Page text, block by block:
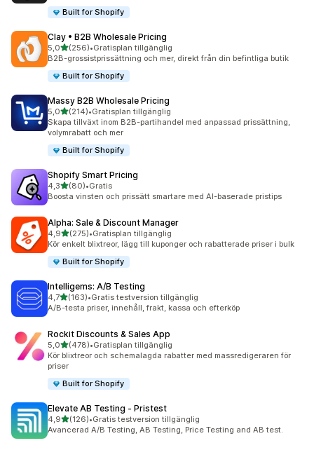
Built for Shopify
Clay • B2B Wholesale Pricing
5,0av 5 stjärnor
(256)
256 recensioner totalt
•Gratisplan tillgänglig
B2B-grossistprissättning och mer, direkt från din befintliga butik
Built for Shopify
Massy B2B Wholesale Pricing
5,0av 5 stjärnor
(214)
214 recensioner totalt
•Gratisplan tillgänglig
Skapa tillväxt inom B2B-partihandel med anpassad prissättning,
volymrabatt och mer
Built for Shopify
Shopify Smart Pricing
4,3av 5 stjärnor
(80)
80 recensioner totalt
•Gratis
Boosta vinsten och prissätt smartare med AI-baserade pristips
Alpha: Sale & Discount Manager
4,9av 5 stjärnor
(275)
275 recensioner totalt
•Gratisplan tillgänglig
Kör enkelt blixtreor, lägg till kuponger och rabatterade priser i bulk
Built for Shopify
Intelligems: A/B Testing
4,7av 5 stjärnor
(163)
163 recensioner totalt
•Gratis testversion tillgänglig
A/B-testa priser, innehåll, frakt, kassa och efterköp
Rockit Discounts & Sales App
5,0av 5 stjärnor
(478)
478 recensioner totalt
•Gratisplan tillgänglig
Kör blixtreor och schemalagda rabatter med massredigeraren för
priser
Built for Shopify
Elevate AB Testing ‑ Pristest
4,9av 5 stjärnor
(126)
126 recensioner totalt
•Gratis testversion tillgänglig
Avancerad A/B Testing, AB Testing, Price Testing and AB test.